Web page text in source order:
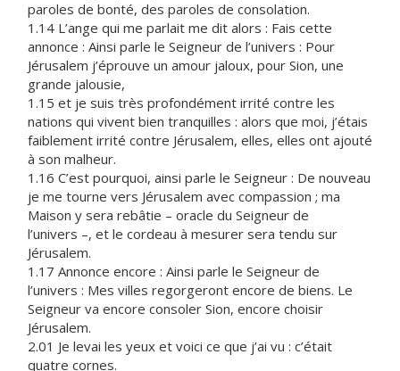
paroles de bonté, des paroles de consolation.
1.14 L’ange qui me parlait me dit alors : Fais cette
annonce : Ainsi parle le Seigneur de l’univers : Pour
Jérusalem j’éprouve un amour jaloux, pour Sion, une
grande jalousie,
1.15 et je suis très profondément irrité contre les
nations qui vivent bien tranquilles : alors que moi, j’étais
faiblement irrité contre Jérusalem, elles, elles ont ajouté
à son malheur.
1.16 C’est pourquoi, ainsi parle le Seigneur : De nouveau
je me tourne vers Jérusalem avec compassion ; ma
Maison y sera rebâtie – oracle du Seigneur de
l’univers –, et le cordeau à mesurer sera tendu sur
Jérusalem.
1.17 Annonce encore : Ainsi parle le Seigneur de
l’univers : Mes villes regorgeront encore de biens. Le
Seigneur va encore consoler Sion, encore choisir
Jérusalem.
2.01 Je levai les yeux et voici ce que j’ai vu : c’était
quatre cornes.